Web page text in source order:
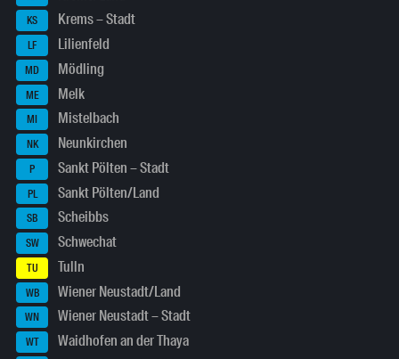
KS Krems – Stadt
LF Lilienfeld
MD Mödling
ME Melk
MI Mistelbach
NK Neunkirchen
P Sankt Pölten – Stadt
PL Sankt Pölten/Land
SB Scheibbs
SW Schwechat
TU Tulln
WB Wiener Neustadt/Land
WN Wiener Neustadt – Stadt
WT Waidhofen an der Thaya